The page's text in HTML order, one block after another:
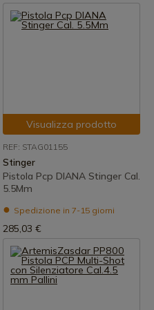
Visualizza prodotto
REF: STAG01155
Stinger
Pistola Pcp DIANA Stinger Cal.
5.5Mm
Spedizione in 7-15 giorni
285,03 €